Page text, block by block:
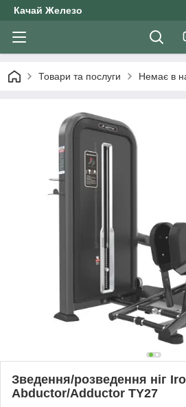
Качай Железо
Товари та послуги Немає в
Зведення/розведення ніг
Abductor/Adductor TY27